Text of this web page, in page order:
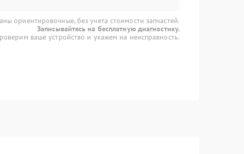
ориентировочные, без учета стоимости запчастей.
Записывайтесь на бесплатную диагностику.
ваше устройство и укажем на неисправность.